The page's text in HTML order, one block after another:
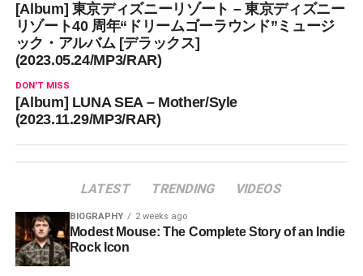
[Album] 東京ディズニーリゾート – 東京ディズニー
リゾート40 周年“ドリームゴーラウンド”ミュージ
ック・アルバム [デラックス]
(2023.05.24/MP3/RAR)
DON'T MISS
[Album] LUNA SEA – Mother/Syle
(2023.11.29/MP3/RAR)
LATEST TRENDING VIDEOS
BIOGRAPHY 2 weeks ago
Modest Mouse: The Complete Story of an Indie
Rock Icon